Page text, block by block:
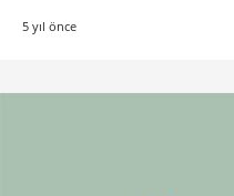
5 yıl önce